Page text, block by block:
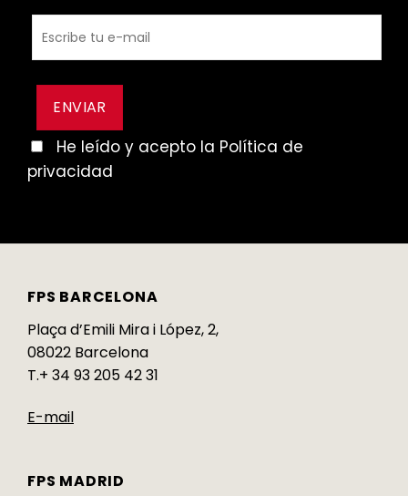
He leído y acepto la Política de
privacidad
FPS BARCELONA
Plaça d’Emili Mira i López, 2,
08022 Barcelona
T.+ 34 93 205 42 31
E-mail
FPS MADRID